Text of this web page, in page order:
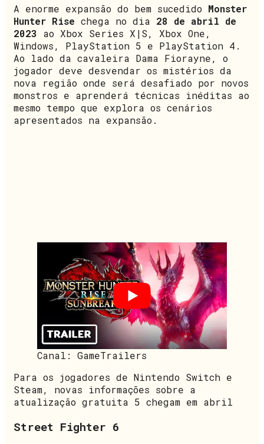
A enorme expansão do bem sucedido Monster
Hunter Rise chega no dia 28 de abril de
2023 ao Xbox Series X|S, Xbox One,
Windows, PlayStation 5 e PlayStation 4.
Ao lado da cavaleira Dama Fiorayne, o
jogador deve desvendar os mistérios da
nova região onde será desafiado por novos
monstros e aprenderá técnicas inéditas ao
mesmo tempo que explora os cenários
apresentados na expansão.
Canal: GameTrailers
Para os jogadores de Nintendo Switch e
Steam, novas informações sobre a
atualização gratuita 5 chegam em abril
Street Fighter 6